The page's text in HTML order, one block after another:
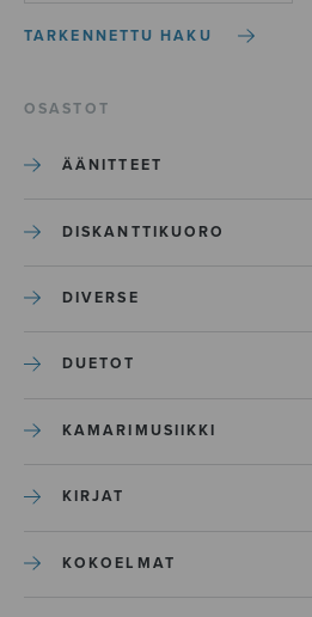
TARKENNETTU HAKU
OSASTOT
ÄÄNITTEET
DISKANTTIKUORO
DIVERSE
DUETOT
KAMARIMUSIIKKI
KIRJAT
KOKOELMAT